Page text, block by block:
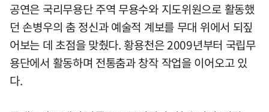
공연은 국리무용단 주역 무용수와 지도위원으로 활동했
던 손병우의 춤 정신과 예술적 계보를 무대 위에서 되짚
어보는 데 초점을 맞췄다. 황용천은 2009년부터 국립무
용단에서 활동하며 전통춤과 창작 작업을 이어오고 있
다.